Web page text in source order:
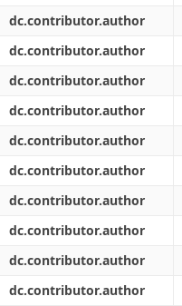
dc.contributor.author
dc.contributor.author
dc.contributor.author
dc.contributor.author
dc.contributor.author
dc.contributor.author
dc.contributor.author
dc.contributor.author
dc.contributor.author
dc.contributor.author